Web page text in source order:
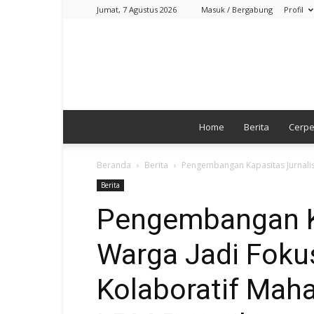
Jumat, 7 Agustus 2026 Masuk / Bergabung Profil
Home Berita
Beranda Berita Pengembangan Kapasitas
Berita
Pengembangan
Warga Jadi
Kolaboratif